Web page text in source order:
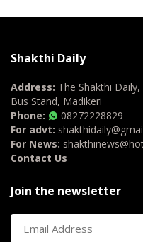
Shakthi Daily
Address: The Shakthi
Bus Stand, Madikeri
Phone:
08272228829
For advt:
For News:
Contact Us
Join the newsletter